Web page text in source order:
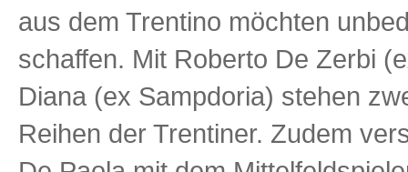
aus dem Trentino möchten
schaffen. Mit Roberto De Zerbi
Diana (ex Sampdoria) stehen
Reihen der Trentiner. Zudem